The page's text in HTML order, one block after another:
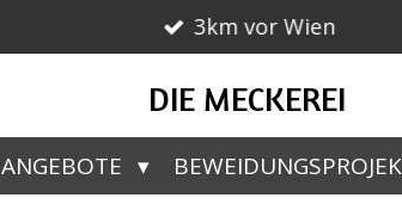
3km vor Wien
DIE MECKEREI
ANGEBOTE